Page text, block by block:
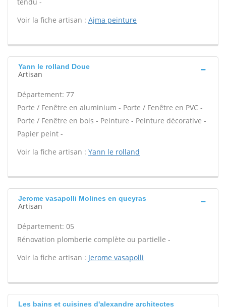
Voir la fiche artisan : Ajma peinture
Yann le rolland Doue
Artisan
Département: 77
Porte / Fenêtre en aluminium - Porte / Fenêtre en PVC -
Porte / Fenêtre en bois - Peinture - Peinture décorative -
Papier peint -
Voir la fiche artisan : Yann le rolland
Jerome vasapolli Molines en queyras
Artisan
Département: 05
Rénovation plomberie complète ou partielle -
Voir la fiche artisan : Jerome vasapolli
Les bains et cuisines d'alexandre architectes